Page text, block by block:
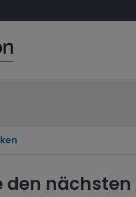
nächsten